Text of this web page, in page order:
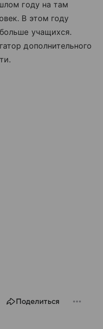
году на там
В этом году
учащихся.
дополнительного
Поделиться